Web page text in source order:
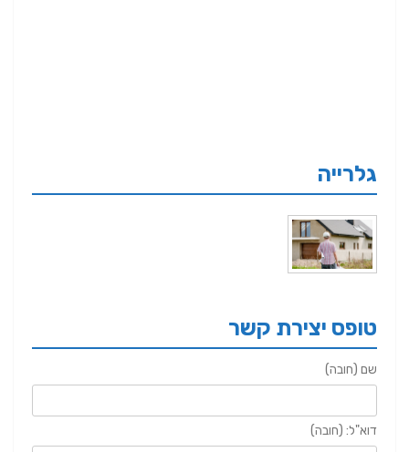
גלרייה
טופס יצירת קשר
שם (חובה)
דוא"ל: (חובה)